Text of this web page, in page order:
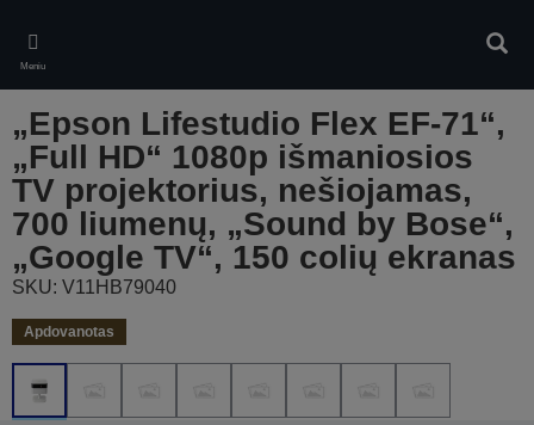
main
content
Meniu
„Epson Lifestudio Flex EF-71“,
„Full HD“ 1080p išmaniosios
TV projektorius, nešiojamas,
700 liumenų, „Sound by Bose“,
„Google TV“, 150 colių ekranas
SKU: V11HB79040
Apdovanotas